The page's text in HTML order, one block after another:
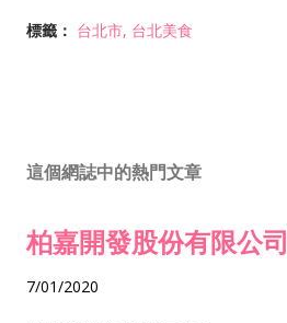
標籤： 台北市 台北美食
這個網誌中的熱門文章
柏嘉開發股份有限公司
7/01/2020